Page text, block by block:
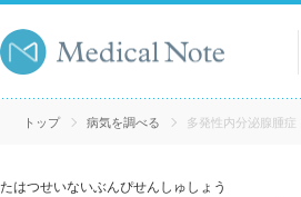
トップ 病気を調べる 多発性内分泌腺腫症
たはつせいないぶんぴせんしゅしょう